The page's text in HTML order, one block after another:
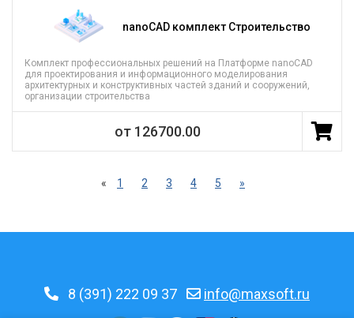
nanoCAD комплект Строительство
Комплект профессиональных решений на Платформе nanoCAD
для проектирования и информационного моделирования
архитектурных и конструктивных частей зданий и сооружений,
организации строительства
от 126700.00
« 1 2 3 4 5 »
8 (391) 222 09 37 info@maxsoft.ru